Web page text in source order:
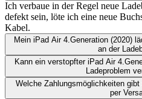
Ich verbaue in der Regel neue
defekt sein, löte ich eine neue
Kabel.
Mein iPad Air 4.Generation (2020)
an der
Kann ein verstopfter iPad Air
Ladeproblem
Welche Zahlungsmöglichkeiten
per